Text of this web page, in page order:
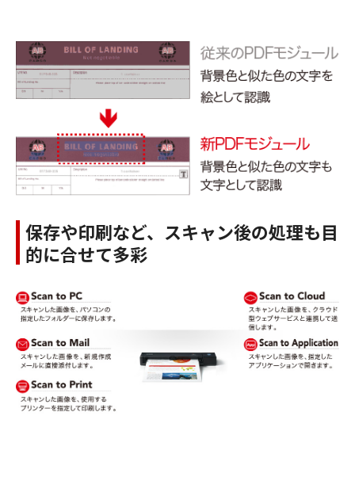
保存や印刷など、スキャン後の処理も目
的に合せて多彩